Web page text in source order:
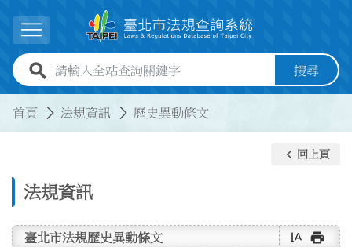
展開選單
全站查詢關鍵字欄位 搜尋
首頁 法規資訊 歷史異動條文
法規資訊
keyboard_arrow_left 回上頁
臺北市法規歷史異動條文 text_rotate_vertical print